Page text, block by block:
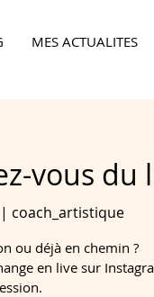
MES ACTUALITES
vous du
coach_artistique
ou déjà en chemin ?
en live sur